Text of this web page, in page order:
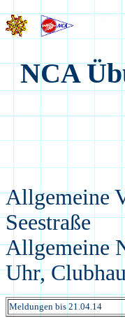
NCA
Allgemeine
Seestraße
Allgemeine
Uhr,
Meldungen bis 21.04.14